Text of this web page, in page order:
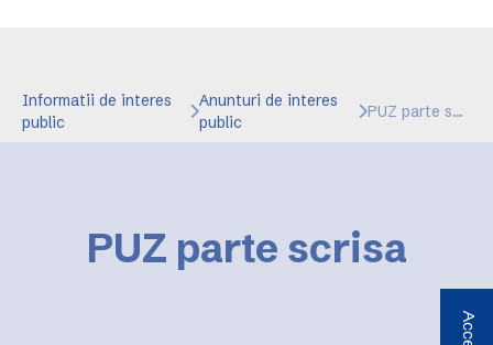
Informatii de interes
public
Anunturi de interes
public
PUZ parte scrisa
PUZ parte scrisa